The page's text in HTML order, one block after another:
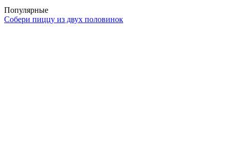
Популярные
Собери пиццу из двух половинок